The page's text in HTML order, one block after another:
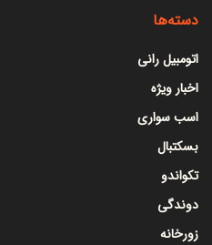
دسته‌ها
اتومبیل رانی
اخبار ویژه
اسب سواری
بسکتبال
تکواندو
دوندگی
زورخانه